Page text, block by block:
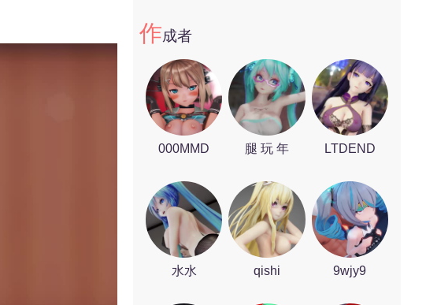
作成者
000MMD 腿 玩 年 LTDEND
水水 qishi 9wjy9